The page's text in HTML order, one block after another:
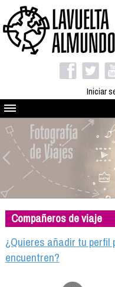
Iniciar
Quienes somos
El proyecto
Blog
Viaja con nosotros
Camino solidario
Libros
Compañeros de viaje
Compañeros de viaje
¿Quieres añadir tu
encuentren?